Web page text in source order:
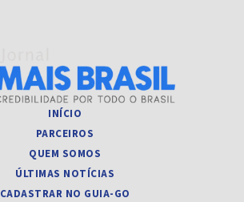
INÍCIO
PARCEIROS
QUEM SOMOS
ÚLTIMAS NOTÍCIAS
CADASTRAR NO GUIA-GO